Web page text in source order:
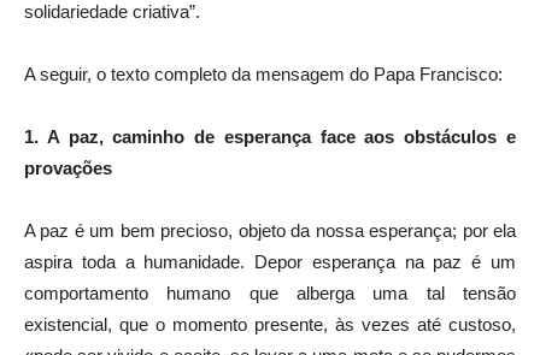
solidariedade criativa”.
A seguir, o texto completo da mensagem do Papa Francisco:
1. A paz, caminho de esperança face aos obstáculos e
provações
A paz é um bem precioso, objeto da nossa esperança; por ela
aspira toda a humanidade. Depor esperança na paz é um
comportamento humano que alberga uma tal tensão
existencial, que o momento presente, às vezes até custoso,